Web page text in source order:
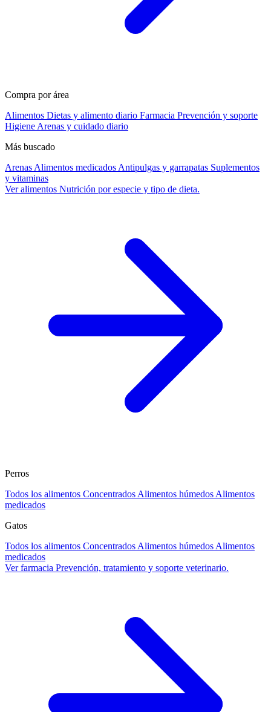
Compra por área
Alimentos Dietas y alimento diario Farmacia Prevención y soporte
Higiene Arenas y cuidado diario
Más buscado
Arenas Alimentos medicados Antipulgas y garrapatas Suplementos
y vitaminas
Ver alimentos Nutrición por especie y tipo de dieta.
Perros
Todos los alimentos Concentrados Alimentos húmedos Alimentos
medicados
Gatos
Todos los alimentos Concentrados Alimentos húmedos Alimentos
medicados
Ver farmacia Prevención, tratamiento y soporte veterinario.